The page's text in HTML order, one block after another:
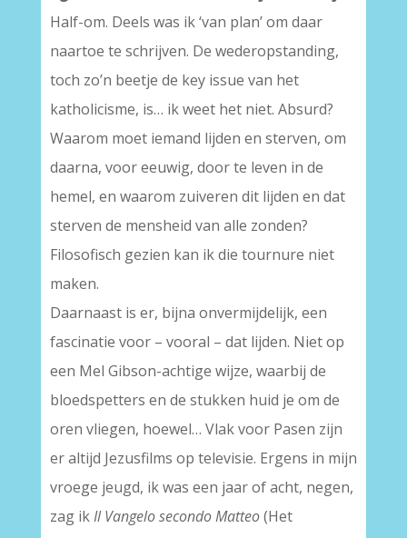
Half-om. Deels was ik ‘van plan’ om daar
naartoe te schrijven. De wederopstanding,
toch zo’n beetje de key issue van het
katholicisme, is… ik weet het niet. Absurd?
Waarom moet iemand lijden en sterven, om
daarna, voor eeuwig, door te leven in de
hemel, en waarom zuiveren dit lijden en dat
sterven de mensheid van alle zonden?
Filosofisch gezien kan ik die tournure niet
maken.
Daarnaast is er, bijna onvermijdelijk, een
fascinatie voor – vooral – dat lijden. Niet op
een Mel Gibson-achtige wijze, waarbij de
bloedspetters en de stukken huid je om de
oren vliegen, hoewel… Vlak voor Pasen zijn
er altijd Jezusfilms op televisie. Ergens in mijn
vroege jeugd, ik was een jaar of acht, negen,
zag ikIl Vangelo secondo Matteo(Het